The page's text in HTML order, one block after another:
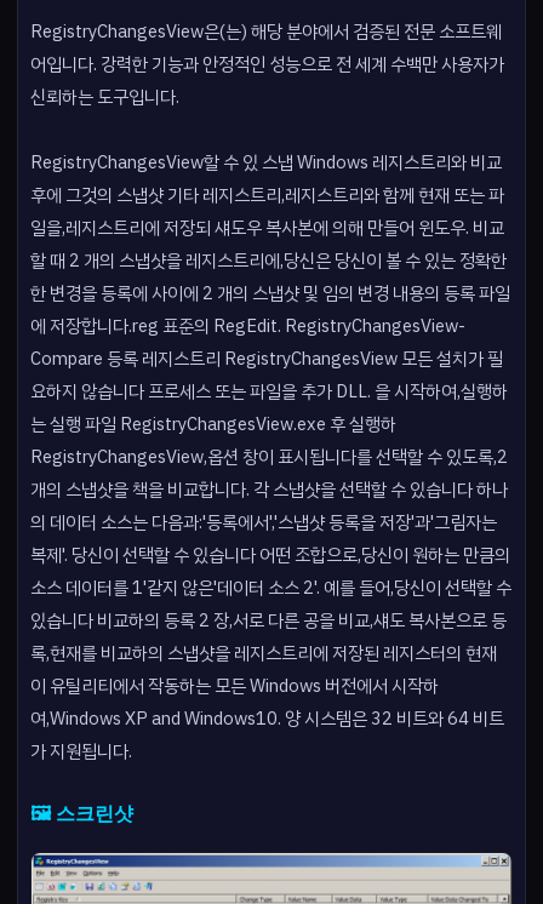
RegistryChangesView은(는) 해당 분야에서 검증된 전문 소프트웨
어입니다. 강력한 기능과 안정적인 성능으로 전 세계 수백만 사용자가
신뢰하는 도구입니다.
RegistryChangesView할 수 있 스냅 Windows 레지스트리와 비교
후에 그것의 스냅샷 기타 레지스트리,레지스트리와 함께 현재 또는 파
일을,레지스트리에 저장되 섀도우 복사본에 의해 만들어 윈도우. 비교
할 때 2 개의 스냅샷을 레지스트리에,당신은 당신이 볼 수 있는 정확한
한 변경을 등록에 사이에 2 개의 스냅샷 및 임의 변경 내용의 등록 파일
에 저장합니다.reg 표준의 RegEdit. RegistryChangesView-
Compare 등록 레지스트리 RegistryChangesView 모든 설치가 필
요하지 않습니다 프로세스 또는 파일을 추가 DLL. 을 시작하여,실행하
는 실행 파일 RegistryChangesView.exe 후 실행하
RegistryChangesView,옵션 창이 표시됩니다를 선택할 수 있도록,2
개의 스냅샷을 책을 비교합니다. 각 스냅샷을 선택할 수 있습니다 하나
의 데이터 소스는 다음과:'등록에서','스냅샷 등록을 저장'과'그림자는
복제'. 당신이 선택할 수 있습니다 어떤 조합으로,당신이 원하는 만큼의
소스 데이터를 1'같지 않은'데이터 소스 2'. 예를 들어,당신이 선택할 수
있습니다 비교하의 등록 2 장,서로 다른 공을 비교,섀도 복사본으로 등
록,현재를 비교하의 스냅샷을 레지스트리에 저장된 레지스터의 현재
이 유틸리티에서 작동하는 모든 Windows 버전에서 시작하
여,Windows XP and Windows10. 양 시스템은 32 비트와 64 비트
가 지원됩니다.
🖼️ 스크린샷